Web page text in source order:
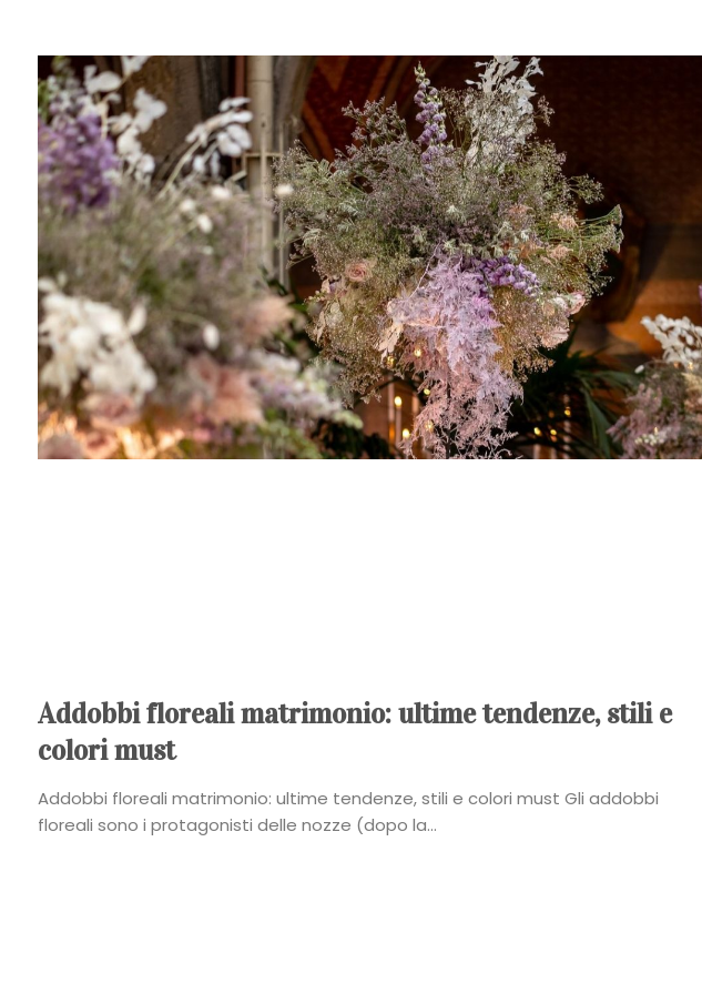
Addobbi floreali matrimonio: ultime tendenze, stili e
colori must
Addobbi floreali matrimonio: ultime tendenze, stili e colori must Gli addobbi
floreali sono i protagonisti delle nozze (dopo la...